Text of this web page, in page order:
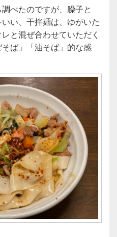
べたのですが、臊子と
い、干拌麺は、ゆがいた
と混ぜ合わせていただく
ば」「油そば」的な感